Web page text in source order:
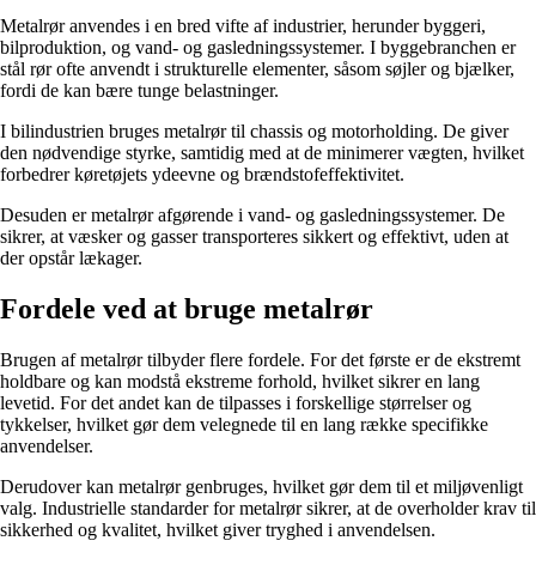
Metalrør anvendes i en bred vifte af industrier, herunder byggeri,
bilproduktion, og vand- og gasledningssystemer. I byggebranchen er
stål rør ofte anvendt i strukturelle elementer, såsom søjler og bjælker,
fordi de kan bære tunge belastninger.
I bilindustrien bruges metalrør til chassis og motorholding. De giver
den nødvendige styrke, samtidig med at de minimerer vægten, hvilket
forbedrer køretøjets ydeevne og brændstofeffektivitet.
Desuden er metalrør afgørende i vand- og gasledningssystemer. De
sikrer, at væsker og gasser transporteres sikkert og effektivt, uden at
der opstår lækager.
Fordele ved at bruge metalrør
Brugen af metalrør tilbyder flere fordele. For det første er de ekstremt
holdbare og kan modstå ekstreme forhold, hvilket sikrer en lang
levetid. For det andet kan de tilpasses i forskellige størrelser og
tykkelser, hvilket gør dem velegnede til en lang række specifikke
anvendelser.
Derudover kan metalrør genbruges, hvilket gør dem til et miljøvenligt
valg. Industrielle standarder for metalrør sikrer, at de overholder krav til
sikkerhed og kvalitet, hvilket giver tryghed i anvendelsen.